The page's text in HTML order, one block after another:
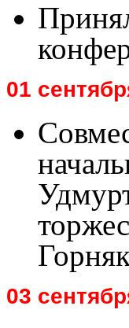
01
03